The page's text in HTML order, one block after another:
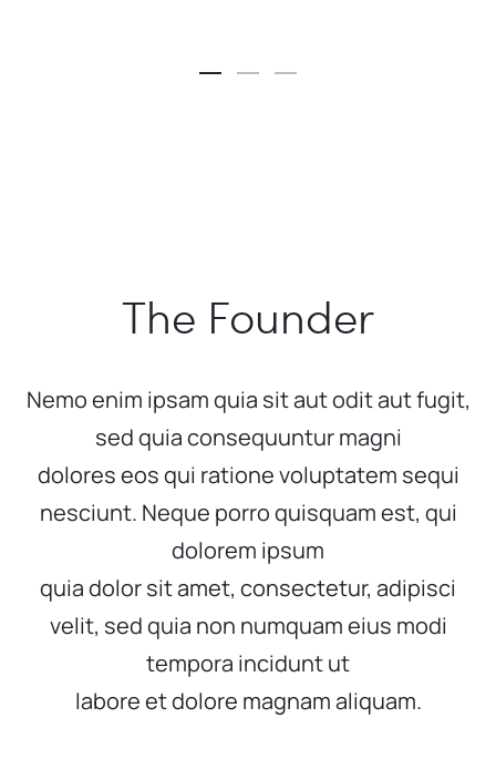
The Founder
Nemo enim ipsam quia sit aut odit aut fugit,
sed quia consequuntur magni
dolores eos qui ratione voluptatem sequi
nesciunt. Neque porro quisquam est, qui
dolorem ipsum
quia dolor sit amet, consectetur, adipisci
velit, sed quia non numquam eius modi
tempora incidunt ut
labore et dolore magnam aliquam.